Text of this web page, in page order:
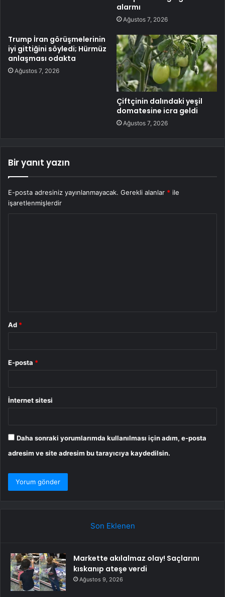
alarmı
Ağustos 7, 2026
Trump İran görüşmelerinin
iyi gittiğini söyledi; Hürmüz
anlaşması odakta
Ağustos 7, 2026
Çiftçinin dalındaki yeşil
domatesine icra geldi
Ağustos 7, 2026
Bir yanıt yazın
E-posta adresiniz yayınlanmayacak. Gerekli alanlar * ile
işaretlenmişlerdir
Ad *
E-posta *
İnternet sitesi
Daha sonraki yorumlarımda kullanılması için adım, e-posta
adresim ve site adresim bu tarayıcıya kaydedilsin.
Son Eklenen
Markette akılalmaz olay! Saçlarını
kıskanıp ateşe verdi
Ağustos 9, 2026